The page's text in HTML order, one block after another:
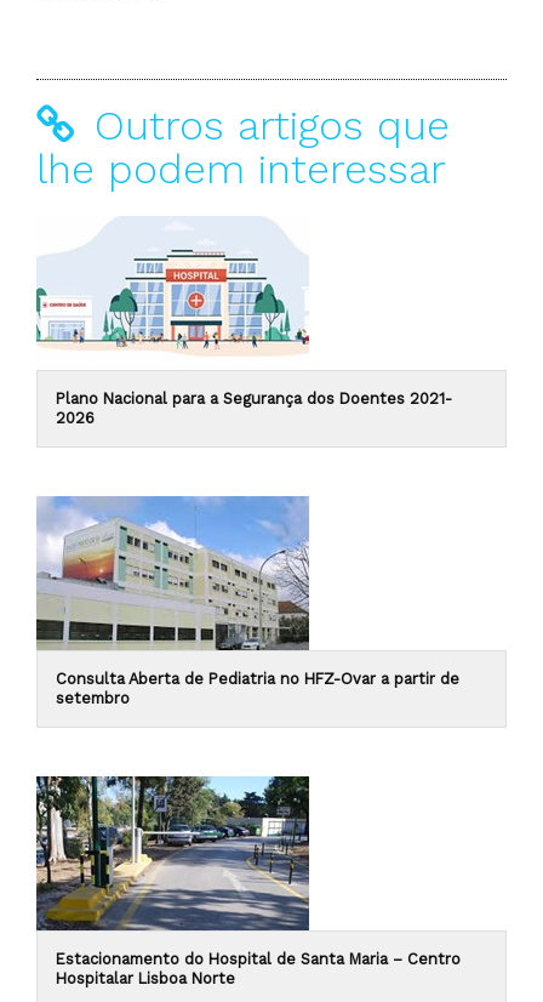
Outros artigos que
lhe podem interessar
Plano Nacional para a Segurança dos Doentes 2021-
2026
Consulta Aberta de Pediatria no HFZ-Ovar a partir de
setembro
Estacionamento do Hospital de Santa Maria – Centro
Hospitalar Lisboa Norte